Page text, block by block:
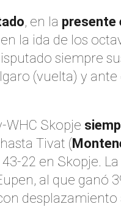
, en la presente
la ida de los
siempre
(vuelta) y ante
WHC Skopje
Tivat (
22 en Skopje.
al que ganó
desplazamiento